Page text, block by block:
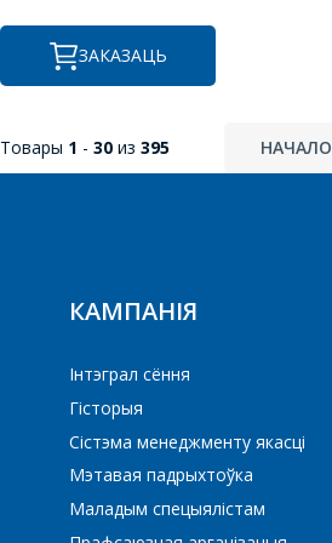
BUL45D2
M
ЗАКАЗАЦЬ
Товары 1 - 30 из 395 НАЧАЛО
КАМПАНІЯ
Інтэграл сёння
Гісторыя
Сістэма менеджменту якасці
Мэтавая падрыхтоўка
Маладым спецыялістам